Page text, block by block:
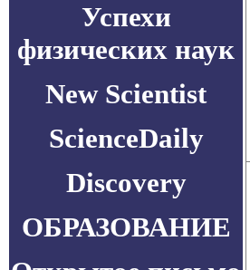
Успехи
физических наук
New Scientist
ScienceDaily
Discovery
ОБРАЗОВАНИЕ